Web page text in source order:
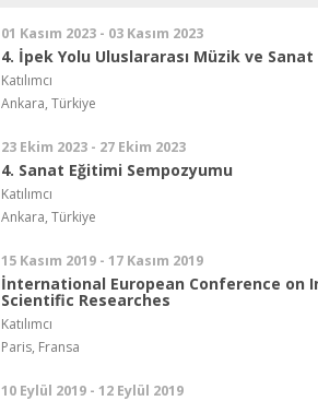
01 Kasım 2023 - 03 Kasım 2023
4. İpek Yolu Uluslararası Müzik ve Sanat
Katılımcı
Ankara, Türkiye
23 Ekim 2023 - 27 Ekim 2023
4. Sanat Eğitimi Sempozyumu
Katılımcı
Ankara, Türkiye
15 Kasım 2019 - 17 Kasım 2019
İnternational European Conference on
Scientific Researches
Katılımcı
Paris, Fransa
10 Eylül 2019 - 12 Eylül 2019